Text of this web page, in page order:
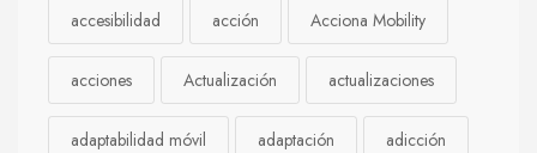
accesibilidad acción Acciona Mobility
acciones Actualización actualizaciones
adaptabilidad móvil adaptación adicción